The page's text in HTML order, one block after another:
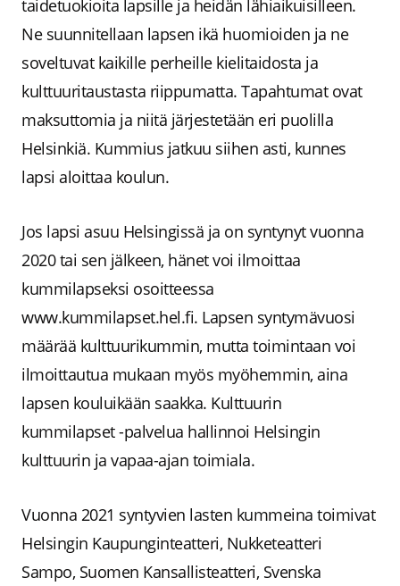
taidetuokioita lapsille ja heidän lähiaikuisilleen.
Ne suunnitellaan lapsen ikä huomioiden ja ne
soveltuvat kaikille perheille kielitaidosta ja
kulttuuritaustasta riippumatta. Tapahtumat ovat
maksuttomia ja niitä järjestetään eri puolilla
Helsinkiä. Kummius jatkuu siihen asti, kunnes
lapsi aloittaa koulun.
Jos lapsi asuu Helsingissä ja on syntynyt vuonna
2020 tai sen jälkeen, hänet voi ilmoittaa
kummilapseksi osoitteessa
www.kummilapset.hel.fi. Lapsen syntymävuosi
määrää kulttuurikummin, mutta toimintaan voi
ilmoittautua mukaan myös myöhemmin, aina
lapsen kouluikään saakka. Kulttuurin
kummilapset -palvelua hallinnoi Helsingin
kulttuurin ja vapaa-ajan toimiala.
Vuonna 2021 syntyvien lasten kummeina toimivat
Helsingin Kaupunginteatteri, Nukketeatteri
Sampo, Suomen Kansallisteatteri, Svenska